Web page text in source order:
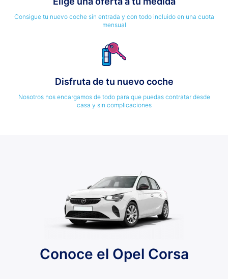
Consigue tu nuevo coche sin entrada y con todo incluido en una cuota
mensual
Disfruta de tu nuevo coche
Nosotros nos encargamos de todo para que puedas contratar desde
casa y sin complicaciones
Conoce el Opel Corsa